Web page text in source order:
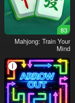
83
Mahjong: Train Your
Mind